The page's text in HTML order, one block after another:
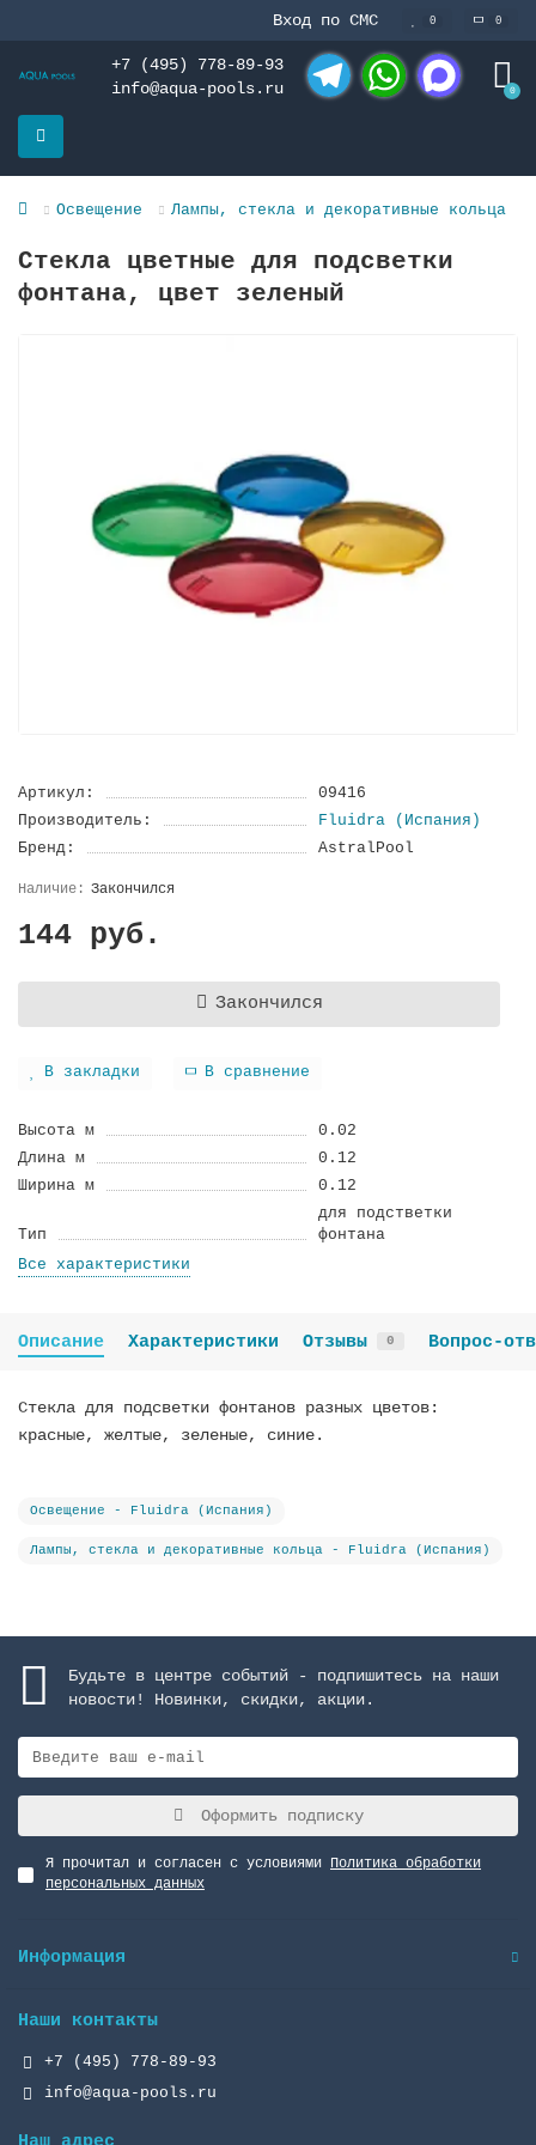
Вход по СМС 0 0
+7 (495) 778-89-93
info@aqua-pools.ru
0
Освещение Лампы, стекла и декоративные кольца
Стекла цветные для подсветки
фонтана, цвет зеленый
Артикул:
09416
Производитель:
Fluidra (Испания)
Бренд:
AstralPool
Закончился
144 руб.
Закончился
В закладки В сравнение
Высота м
0.02
Длина м
0.12
Ширина м
0.12
Тип
для подстветки
фонтана
Все характеристики
Описание Характеристики Отзывы 0 Вопрос-
Стекла для подсветки фонтанов разных цветов:
красные, желтые, зеленые, синие.
Освещение - Fluidra (Испания)
Лампы, стекла и декоративные кольца - Fluidra (Испания)
Будьте в центре событий - подпишитесь на наши
новости! Новинки, скидки, акции.
Оформить подписку
Я прочитал и согласен с условиями Политика обработки
персональных данных
Информация
Наши контакты
+7 (495) 778-89-93
info@aqua-pools.ru